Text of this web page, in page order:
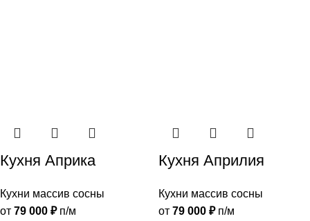
Кухня Априка
Кухни массив сосны
от 79 000 ₽п/м
Кухня Априлия
Кухни массив сосны
от 79 000 ₽п/м